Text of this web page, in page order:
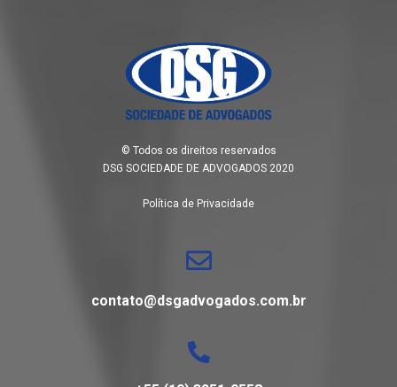
© Todos os direitos reservados
DSG SOCIEDADE DE ADVOGADOS 2020
Política de Privacidade
contato@dsgadvogados.com.br